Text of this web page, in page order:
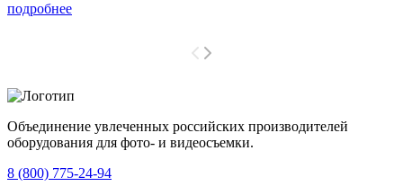
подробнее
Объединение увлеченных российских производителей
оборудования для фото- и видеосъемки.
8 (800) 775-24-94